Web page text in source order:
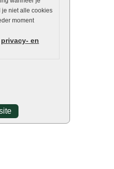
je niet alle cookies
moment
privacy- en